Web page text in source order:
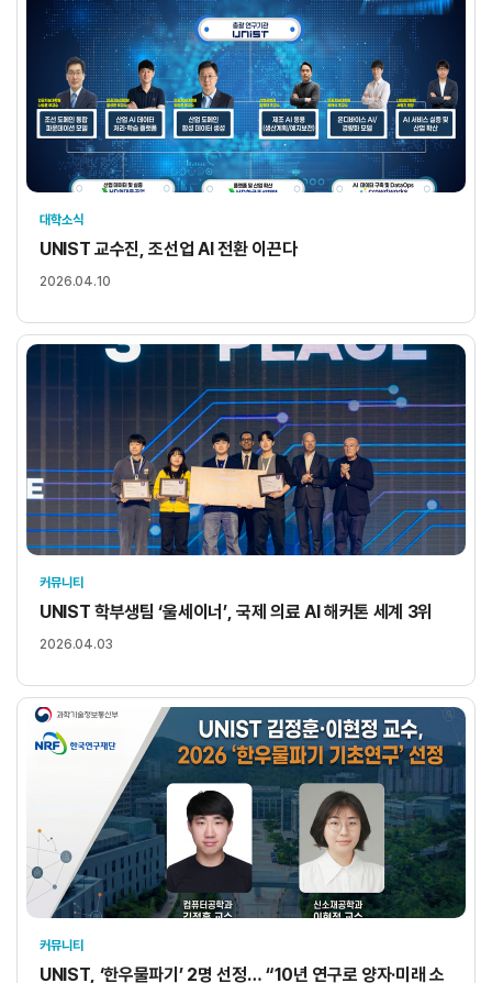
대학소식
UNIST 교수진, 조선업 AI 전환 이끈다
2026.04.10
커뮤니티
UNIST 학부생팀 ‘울세이너’, 국제 의료 AI 해커톤 세계 3위
2026.04.03
커뮤니티
UNIST, ‘한우물파기’ 2명 선정… “10년 연구로 양자·미래 소